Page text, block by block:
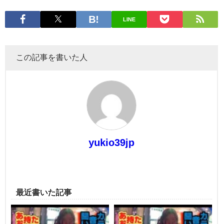
LINE
この記事を書いた人
yukio39jp
最近書いた記事